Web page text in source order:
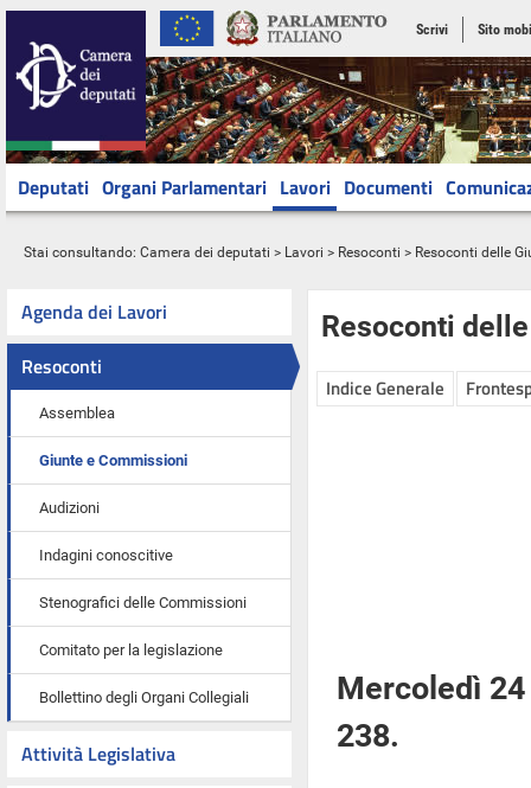
Scrivi Sito
Deputati Organi Parlamentari Lavori Documenti
Stai consultando: Camera dei deputati > Lavori > Resoconti > Resoconti delle
Agenda dei Lavori
Resoconti
Assemblea
Giunte e Commissioni
Audizioni
Indagini conoscitive
Stenografici delle Commissioni
Comitato per la legislazione
Bollettino degli Organi Collegiali
Attività Legislativa
Resoconti
Indice Generale
Mercoledì
238.